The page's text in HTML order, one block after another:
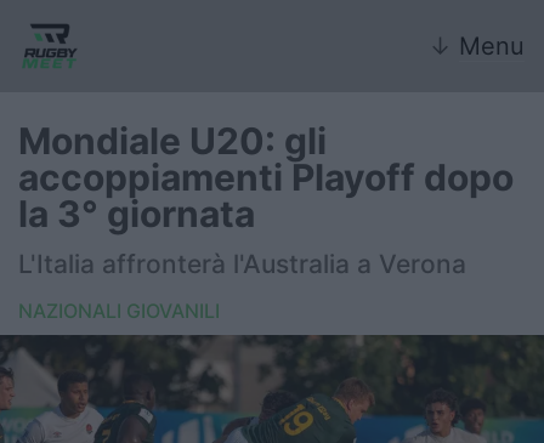
↓ Menu
Nazionale
Nazionali giovanili
Rugby Sevens
FIR
Internazionale
Mondiale U20: gli
accoppiamenti Playoff dopo
la 3° giornata
L'Italia affronterà l'Australia a Verona
NAZIONALI GIOVANILI